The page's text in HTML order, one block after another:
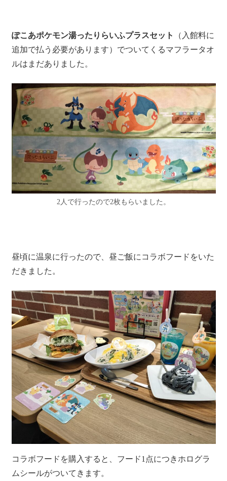
ぽこあポケモン湯ったりらいふプラスセット
（入館料に
追加で払う必要があります）でついてくるマフラータオ
ルはまだありました。
2人で行ったので2枚もらいました。
昼頃に温泉に行ったので、昼ご飯にコラボフードをいた
だきました。
コラボフードを購入すると、フード1点につきホログラ
ムシールがついてきます。